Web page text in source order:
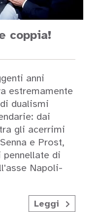
coppia!
anni
estremamente
dualismi
dai
gli acerrimi
e Prost,
di
Napoli-
Leggi